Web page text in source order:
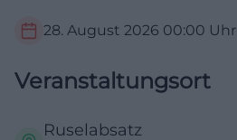
28. August 2026 00:00 Uhr
Veranstaltungsort
Ruselabsatz